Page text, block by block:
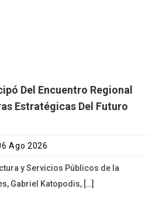
Del Encuentro Regional
Estratégicas Del Futuro
Ago 2026
y Servicios Públicos de la
Gabriel Katopodis, […]